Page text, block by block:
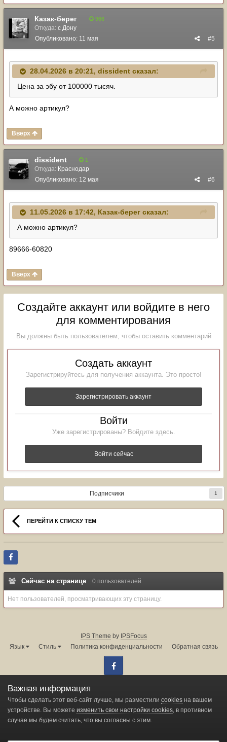
Казак-берег 966
Откуда: с Дону
#5
Опубликовано: 11 мая
28.04.2026 в 20:21, dissident сказал:
Цена за эбу от 100000 тысяч.
А можно артикул?
Вверх
dissident 1
Откуда: Краснодар
#6
Опубликовано: 12 мая
11.05.2026 в 17:42, Казак-берег сказал:
А можно артикул?
89666-60820
Вверх
Создайте аккаунт или войдите в него
для комментирования
Вы должны быть пользователем, чтобы оставить комментарий
Создать аккаунт
Зарегистрируйтесь для получения аккаунта. Это просто!
Зарегистрировать аккаунт
Войти
Уже зарегистрированы? Войдите здесь.
Войти сейчас
Подписчики 1
ПЕРЕЙТИ К СПИСКУ ТЕМ
Сейчас на странице 0 пользователей
Нет пользователей, просматривающих эту страницу.
IPS Theme by IPSFocus
Язык
Стиль Политика конфиденциальности Обратная связь
Администрация форума:
Powered by Invision Community
Change privacy settings
Важная информация
Чтобы сделать этот веб-сайт лучше, мы разместили cookies на вашем
устройстве. Вы можете изменить свои настройки cookies, в противном
случае мы будем считать, что вы согласны с этим.